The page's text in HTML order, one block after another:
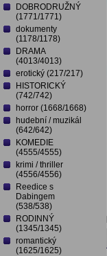
DOBRODRUŽNÝ
(1771/1771)
dokumenty
(1178/1178)
DRAMA
(4013/4013)
erotický (217/217)
HISTORICKÝ
(742/742)
horror (1668/1668)
hudební / muzikál
(642/642)
KOMEDIE
(4555/4555)
krimi / thriller
(4556/4556)
Reedice s
Dabingem
(538/538)
RODINNÝ
(1345/1345)
romantický
(1625/1625)